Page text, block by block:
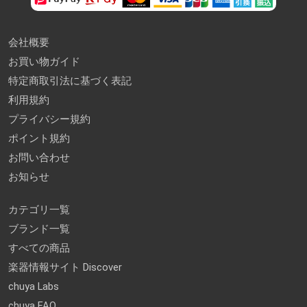
会社概要
お買い物ガイド
特定商取引法に基づく表記
利用規約
プライバシー規約
ポイント規約
お問い合わせ
お知らせ
カテゴリ一覧
ブランド一覧
すべての商品
楽器情報サイト Discover
chuya Labs